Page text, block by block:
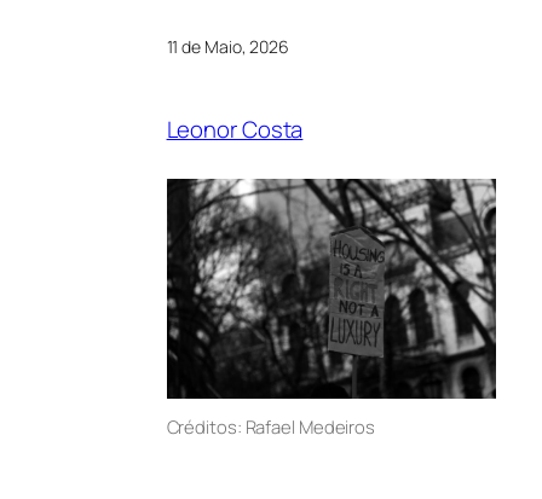
11 de Maio, 2026
Leonor Costa
Créditos: Rafael Medeiros